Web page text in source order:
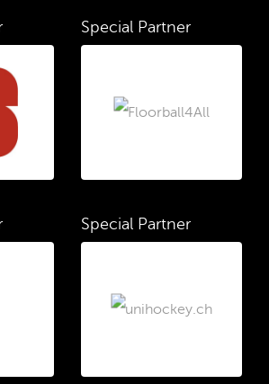
Special Partner
Special Partner